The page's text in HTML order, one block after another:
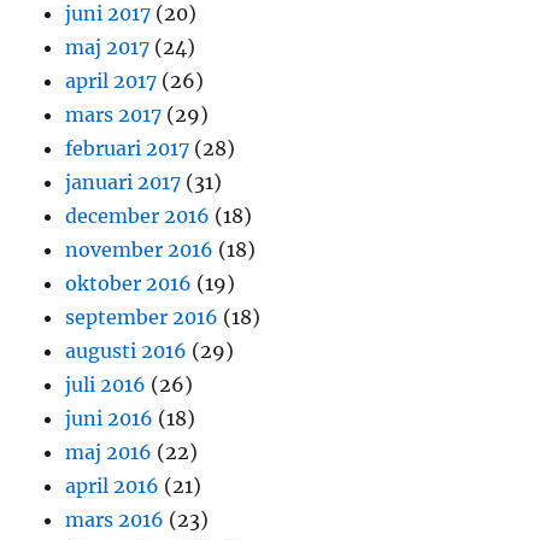
juni 2017 (20)
maj 2017 (24)
april 2017 (26)
mars 2017 (29)
februari 2017 (28)
januari 2017 (31)
december 2016 (18)
november 2016 (18)
oktober 2016 (19)
september 2016 (18)
augusti 2016 (29)
juli 2016 (26)
juni 2016 (18)
maj 2016 (22)
april 2016 (21)
mars 2016 (23)